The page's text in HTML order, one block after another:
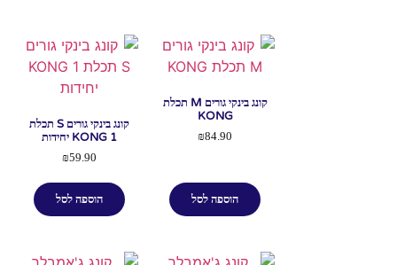
קונג בינקי גורים M תכלת
KONG
₪84.90
הוספה לסל
קונג בינקי גורים S תכלת
KONG 1 יחידות
₪59.90
הוספה לסל